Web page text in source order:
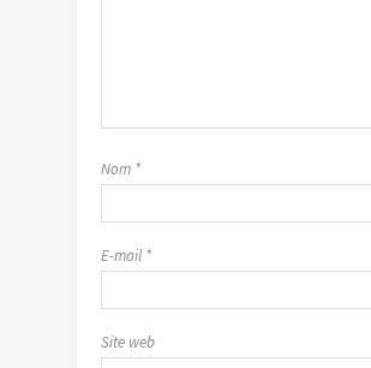
Nom *
E-mail *
Site web